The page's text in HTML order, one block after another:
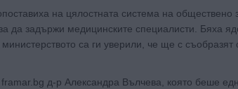
на цялостната система на
да задържи медицинските специалисти. Бяха
са ги уверили, че ще с
д-р Александра Вълчева, която беше